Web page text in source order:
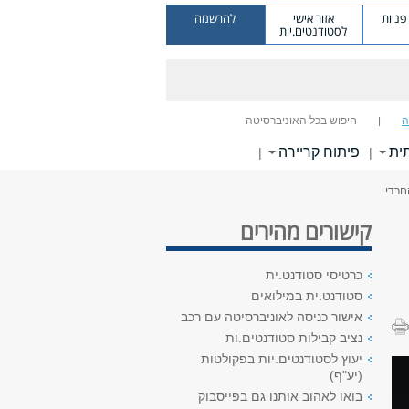
אזור אישי
לסטודנטים.יות
להרשמה
חיפוש בכל האוניברסיטה
| פיתוח קריירה |
קישורים מהירים
כרטיסי סטודנט.ית
סטודנט.ית במילואים
אישור כניסה לאוניברסיטה עם רכב
נציב קבילות סטודנטים.ות
יעוץ לסטודנטים.יות בפקולטות
(יע"ף)
בואו לאהוב אותנו גם בפייסבוק